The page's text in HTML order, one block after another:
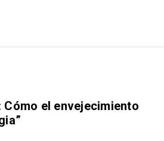
el envejecimiento